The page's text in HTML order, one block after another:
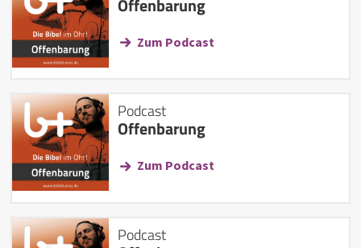
Offenbarung
Zum Podcast
Podcast
Offenbarung
Zum Podcast
Podcast